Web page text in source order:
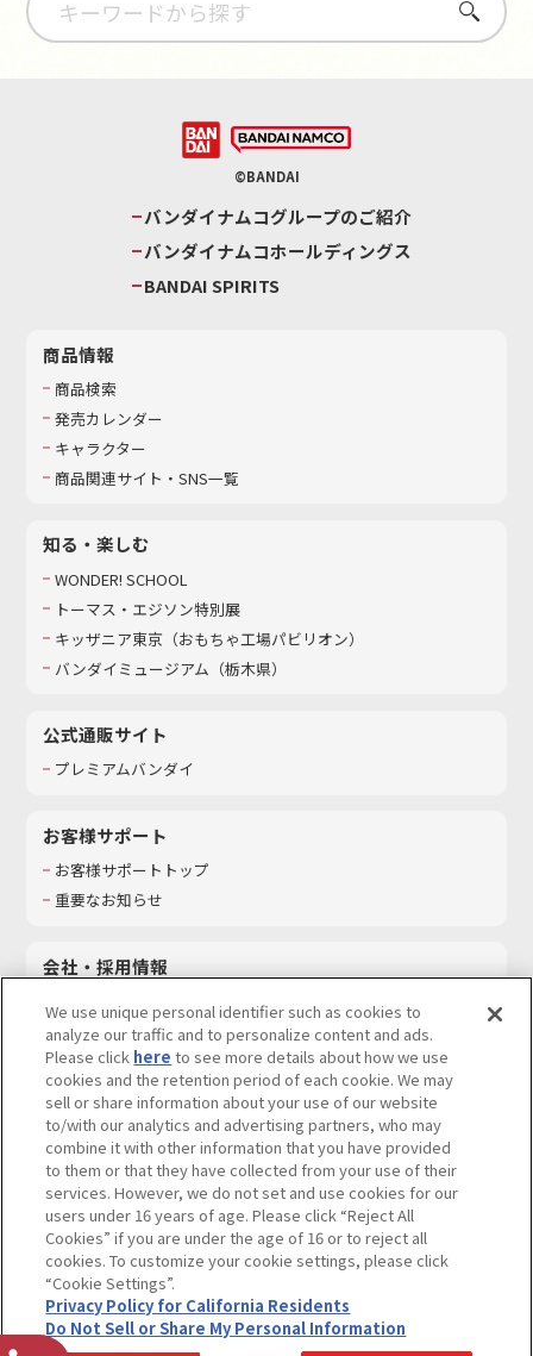
さがす
©BANDAI
バンダイナムコグループのご紹介
バンダイナムコホールディングス
BANDAI SPIRITS
商品情報
商品検索
発売カレンダー
キャラクター
商品関連サイト・SNS一覧
知る・楽しむ
WONDER! SCHOOL
トーマス・エジソン特別展
キッザニア東京（おもちゃ工場パビリオン）​
バンダイミュージアム（栃木県）
公式通販サイト
プレミアムバンダイ
お客様サポート
お客様サポートトップ
重要なお知らせ
会社・採用情報
採用情報
サステナビリティ
お問い合わせ
ウェブサイトご利用条件 ソーシャルメディアポリシー
個人情報及び特定個人情報等の取り扱いに関する保護方針
Do Not Sell or Share My Personal Information著作権・商標について
カスタマーハラスメントに対する基本的な対応方針
We use unique personal identifier such as cookies to
analyze our traffic and to personalize content and ads.
Please click here to see more details about how we use
cookies and the retention period of each cookie. We may
sell or share information about your use of our website
to/with our analytics and advertising partners, who may
combine it with other information that you have provided
to them or that they have collected from your use of their
services. However, we do not set and use cookies for our
users under 16 years of age. Please click “Reject All
Cookies” if you are under the age of 16 or to reject all
cookies. To customize your cookie settings, please click
“Cookie Settings”.
Privacy Policy for California Residents
Do Not Sell or Share My Personal Information